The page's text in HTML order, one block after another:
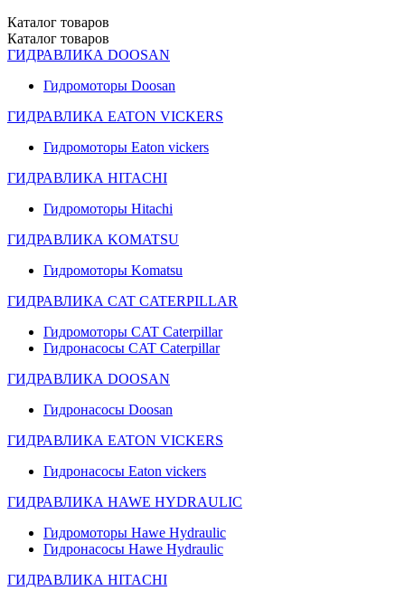
Каталог товаров
Каталог товаров
ГИДРАВЛИКА DOOSAN
Гидромоторы Doosan
ГИДРАВЛИКА EATON VICKERS
Гидромоторы Eaton vickers
ГИДРАВЛИКА HITACHI
Гидромоторы Hitachi
ГИДРАВЛИКА KOMATSU
Гидромоторы Komatsu
ГИДРАВЛИКА CAT CATERPILLAR
Гидромоторы CAT Caterpillar
Гидронасосы CAT Caterpillar
ГИДРАВЛИКА DOOSAN
Гидронасосы Doosan
ГИДРАВЛИКА EATON VICKERS
Гидронасосы Eaton vickers
ГИДРАВЛИКА HAWE HYDRAULIC
Гидромоторы Hawe Hydraulic
Гидронасосы Hawe Hydraulic
ГИДРАВЛИКА HITACHI